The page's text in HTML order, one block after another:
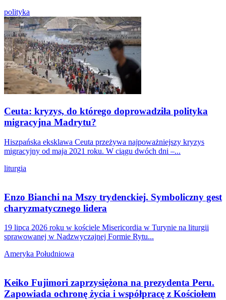
polityka
Ceuta: kryzys, do którego doprowadziła polityka
migracyjna Madrytu?
Hiszpańska eksklawa Ceuta przeżywa najpoważniejszy kryzys
migracyjny od maja 2021 roku. W ciągu dwóch dni –...
liturgia
Enzo Bianchi na Mszy trydenckiej. Symboliczny gest
charyzmatycznego lidera
19 lipca 2026 roku w kościele Misericordia w Turynie na liturgii
sprawowanej w Nadzwyczajnej Formie Rytu...
Ameryka Południowa
Keiko Fujimori zaprzysiężona na prezydenta Peru.
Zapowiada ochronę życia i współpracę z Kościołem